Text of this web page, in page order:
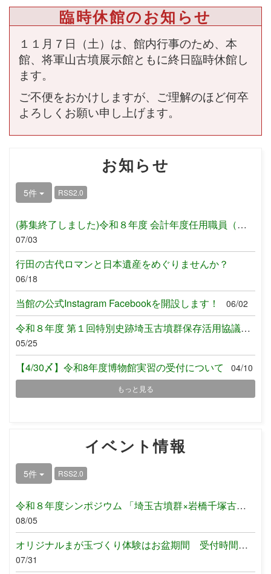
臨時休館のお知らせ
１１月７日（土）は、館内行事のため、本
館、将軍山古墳展示館ともに終日臨時休館し
ます。
ご不便をおかけしますが、 ご理解のほど何卒
よろしくお願い申し上げます。
お知らせ
5件 RSS2.0
(募集終了しました)令和８年度 会計年度任用職員（発掘調査業務）...
07/03
行田の古代ロマンと日本遺産をめぐりませんか？
06/18
当館の公式Instagram Facebookを開設します！ 06/02
令和８年度 第１回特別史跡埼玉古墳群保存活用協議会の開催について
05/25
【4/30〆】令和8年度博物館実習の受付について 04/10
もっと見る
イベント情報
5件 RSS2.0
令和８年度シンポジウム 「埼玉古墳群×岩橋千塚古墳群～東西の二...
08/05
オリジナルまが玉づくり体験はお盆期間 受付時間を拡大します！
07/31